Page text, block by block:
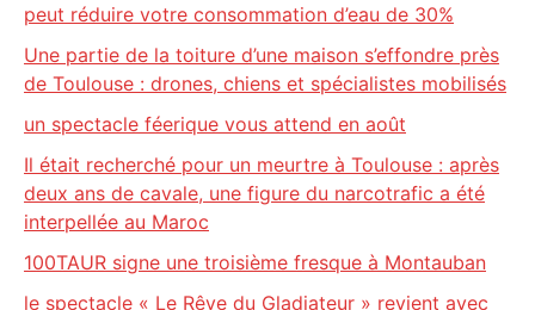
peut réduire votre consommation d’eau de 30%
Une partie de la toiture d’une maison s’effondre près
de Toulouse : drones, chiens et spécialistes mobilisés
un spectacle féerique vous attend en août
Il était recherché pour un meurtre à Toulouse : après
deux ans de cavale, une figure du narcotrafic a été
interpellée au Maroc
100TAUR signe une troisième fresque à Montauban
le spectacle « Le Rêve du Gladiateur » revient avec